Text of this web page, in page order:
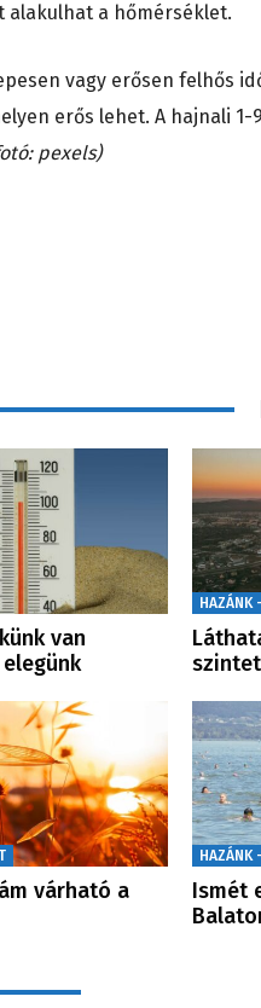
alakulhat a hőmérséklet.
vagy erősen felhős
erős lehet. A hajnali
pexels)
van
HAZÁNK
várható a
HAZÁNK
Ismét